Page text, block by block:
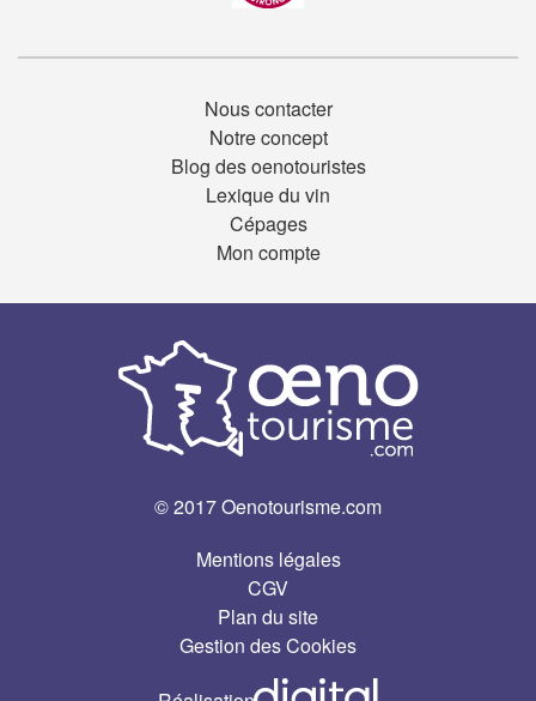
Nous contacter
Notre concept
Blog des oenotouristes
Lexique du vin
Cépages
Mon compte
© 2017 Oenotourisme.com
Mentions légales
CGV
Plan du site
Gestion des Cookies